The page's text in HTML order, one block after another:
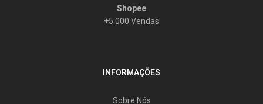
Shopee
+5.000 Vendas
INFORMAÇÕES
Sobre Nós